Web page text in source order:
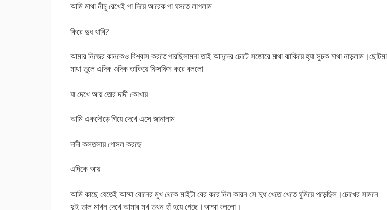
আমি মাথা নীচু রেখেই পা দিয়ে আরেক পা ঘসতে লাগলাম
কিরে দুধ খাবি?
আমার নিজের কানকেও বিশ্বাস করতে পারছিলামনা তাই আনন্দের চোটে সজোরে মাথা ঝাকিয়ে হ্যা সুচক মাথা নাড়লাম।ছোটমা
মাথা তুলে এদিক ওদিক তাকিয়ে ফিসফিস করে বললো
যা দেখে আয় তোর দাদী কোখায়
আমি একদৌড়ে গিয়ে দেখে এসে জানালাম
দাদী কলতলায় গোসল করছে
এদিকে আয়
আমি কাছে যেতেই আম্মা বোনের মুখ থেকে মাইটা বের করে নিল কারন সে দুধ খেতে খেতে ঘুমিয়ে পড়েছিল।চোখের সামনে
দুই তাল মাখন দেখে আমার মুখ তখন হাঁ হয়ে গেছে।আম্মা বললো।